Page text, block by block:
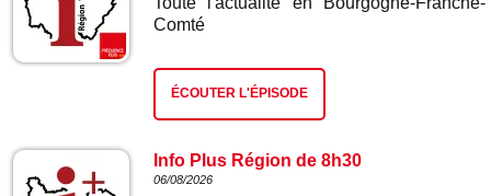
Comté
ÉCOUTER L'ÉPISODE
Info Plus Région de 8h30
06/08/2026